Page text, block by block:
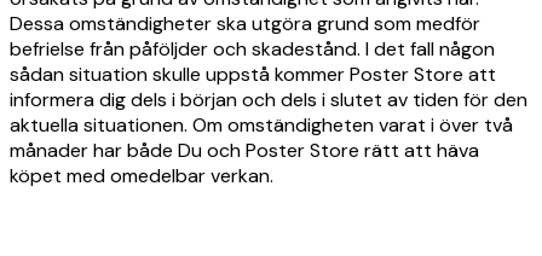
Dessa omständigheter ska utgöra grund som medför
befrielse från påföljder och skadestånd. I det fall någon
sådan situation skulle uppstå kommer Poster Store att
informera dig dels i början och dels i slutet av tiden för den
aktuella situationen. Om omständigheten varat i över två
månader har både Du och Poster Store rätt att häva
köpet med omedelbar verkan.